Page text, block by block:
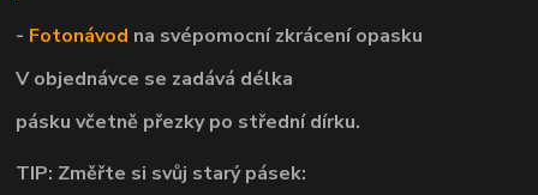
- Fotonávod na svépomocnízkrácení opasku
V objednávce se zadává délka
pásku včetně přezky po střední dírku.
TIP: Změřte si svůj starý pásek: